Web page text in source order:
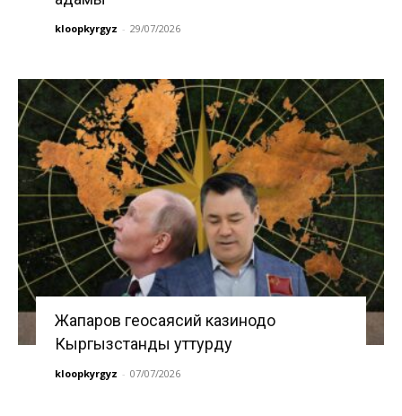
kloopkyrgyz - 29/07/2026
Жапаров геосаясий казинодо
Кыргызстанды уттурду
kloopkyrgyz - 07/07/2026